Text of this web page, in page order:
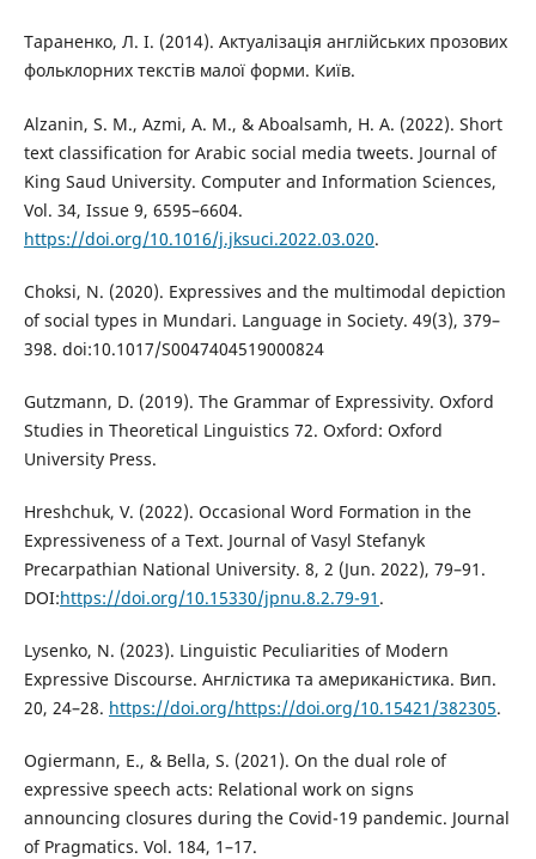
Тараненко, Л. І. (2014). Актуалізація англійських прозових
фольклорних текстів малої форми. Київ.
Alzanin, S. M., Azmi, A. M., & Aboalsamh, H. A. (2022). Short
text classification for Arabic social media tweets. Journal of
King Saud University. Computer and Information Sciences,
Vol. 34, Issue 9, 6595–6604.
https://doi.org/10.1016/j.jksuci.2022.03.020.
Choksi, N. (2020). Expressives and the multimodal depiction
of social types in Mundari. Language in Society. 49(3), 379–
398. doi:10.1017/S0047404519000824
Gutzmann, D. (2019). The Grammar of Expressivity. Oxford
Studies in Theoretical Linguistics 72. Oxford: Oxford
University Press.
Hreshchuk, V. (2022). Occasional Word Formation in the
Expressiveness of a Text. Journal of Vasyl Stefanyk
Precarpathian National University. 8, 2 (Jun. 2022), 79–91.
DOI:https://doi.org/10.15330/jpnu.8.2.79-91 .
Lysenko, N. (2023). Linguistic Peculiarities of Modern
Expressive Discourse. Англістика та американістика. Вип.
20, 24–28. https://doi.org/https://doi.org/10.15421/382305.
Ogiermann, E., & Bella, S. (2021). On the dual role of
expressive speech acts: Relational work on signs
announcing closures during the Covid-19 pandemic. Journal
of Pragmatics. Vol. 184, 1–17.